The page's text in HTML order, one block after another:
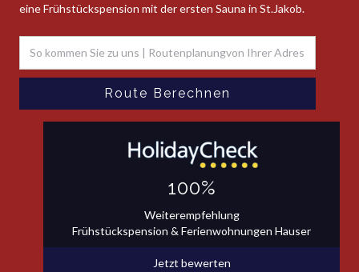
eine Frühstückspension mit der ersten Sauna in St.Jakob.
100%
Weiterempfehlung
Frühstückspension & Ferienwohnungen Hauser
Jetzt bewerten